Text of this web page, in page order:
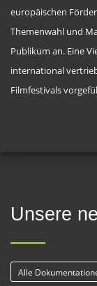
europäischen
Themenwahl und
Publikum an. Eine
international
Filmfestivals
Unsere
Alle